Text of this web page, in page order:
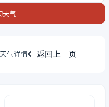
天气
气详情 返回上一页